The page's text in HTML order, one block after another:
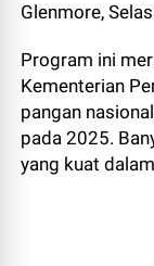
Glenmore,
Program ini
Kementerian
pangan
pada 2025.
yang kuat